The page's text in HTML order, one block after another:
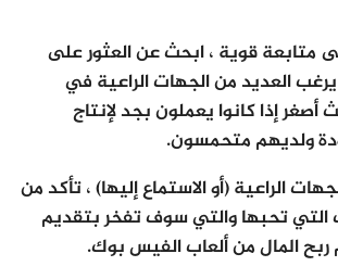
متابعة قوية ، ابحث عن العثور على
العديد من الجهات الراعية في
إذا كانوا يعملون بجد لإنتاج
ولديهم متحمسون.
الراعية (أو الاستماع إليها) ، تأكد من
التي تحبها والتي سوف تفخر بتقديم
ربح المال من ألعاب الفيس بوك.